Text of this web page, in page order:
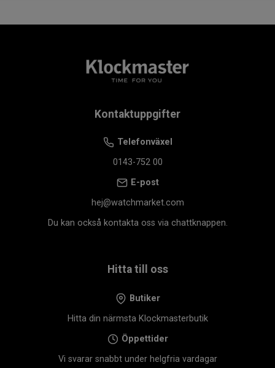
Kontaktuppgifter
Telefonväxel
0143-752 00
E-post
hej@watchmarket.com
Du kan också kontakta oss via chattknappen.
Hitta till oss
Butiker
Hitta din närmsta Klockmasterbutik
Öppettider
Vi svarar snabbt under helgfria vardagar